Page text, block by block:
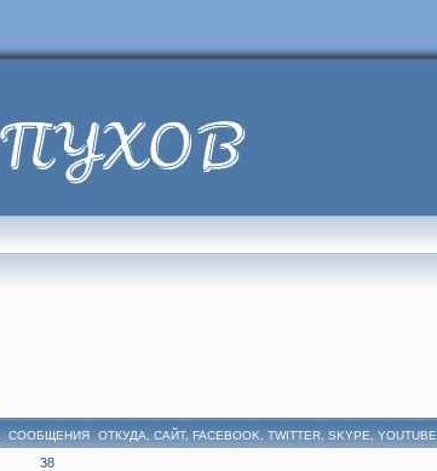
СООБЩЕНИЯ ОТКУДА, САЙТ, FACEBOOK, TWITTER, SKYPE, YOUTUBE
38